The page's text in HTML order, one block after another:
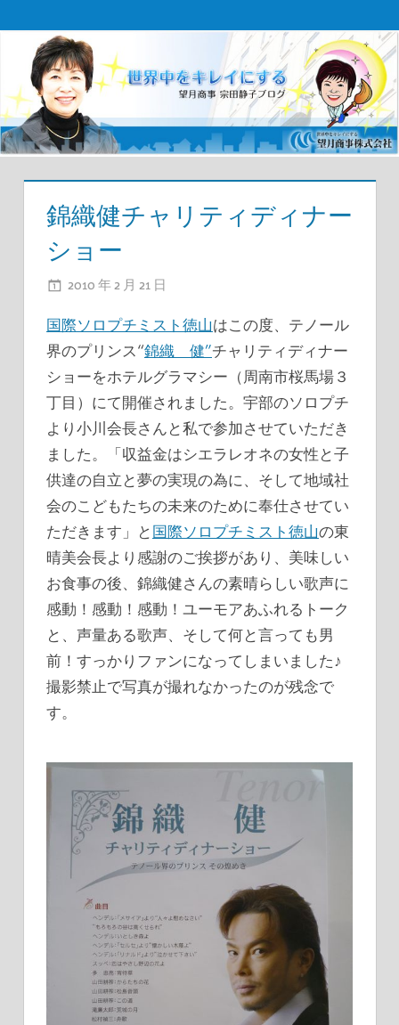
ツ
へ
望
月
商
事
宗
錦織健チャリティディナー
ショー
2010 年 2 月 21 日
国際ソロプチミスト徳山はこの度、テノール
界のプリンス“錦織 健”チャリティディナー
ショーをホテルグラマシー（周南市桜馬場３
丁目）にて開催されました。宇部のソロプチ
より小川会長さんと私で参加させていただき
ました。「収益金はシエラレオネの女性と子
供達の自立と夢の実現の為に、そして地域社
会のこどもたちの未来のために奉仕させてい
ただきます」と国際ソロプチミスト徳山の東
晴美会長より感謝のご挨拶があり、美味しい
お食事の後、錦織健さんの素晴らしい歌声に
感動！感動！感動！ユーモアあふれるトーク
と、声量ある歌声、そして何と言っても男
前！すっかりファンになってしまいました♪
撮影禁止で写真が撮れなかったのが残念で
す。